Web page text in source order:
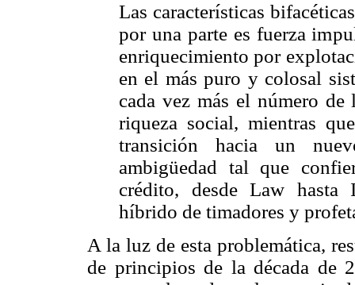
Las características
por una parte es fuerza
enriquecimiento por
en el más puro y colosal
cada vez más el número
riqueza social, mientras
transición hacia un
ambigüedad tal que
crédito, desde Law hasta
híbrido de timadores y
A la luz de esta problemática,
de principios de la década de